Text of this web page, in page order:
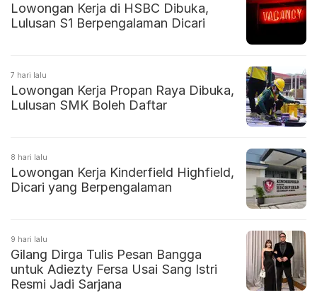
Lowongan Kerja di HSBC Dibuka,
Lulusan S1 Berpengalaman Dicari
7 hari lalu
Lowongan Kerja Propan Raya Dibuka,
Lulusan SMK Boleh Daftar
8 hari lalu
Lowongan Kerja Kinderfield Highfield,
Dicari yang Berpengalaman
9 hari lalu
Gilang Dirga Tulis Pesan Bangga
untuk Adiezty Fersa Usai Sang Istri
Resmi Jadi Sarjana